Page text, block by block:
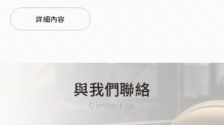
詳細內容
與我們聯絡
Contact Us